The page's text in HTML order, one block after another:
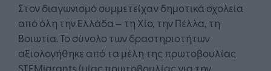
Στον διαγωνισμό συμμετείχαν δημοτικά σχολεία
από όλη την Ελλάδα – τη Χίο, την Πέλλα, τη
Βοιωτία. Το σύνολο των δραστηριοτήτων
αξιολογήθηκε από τα μέλη της πρωτοβουλίας
STEMigrants (μίας πρωτοβουλίας για την